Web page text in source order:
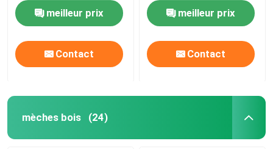
meilleur prix
Contact
meilleur prix
Contact
mèches bois (24)